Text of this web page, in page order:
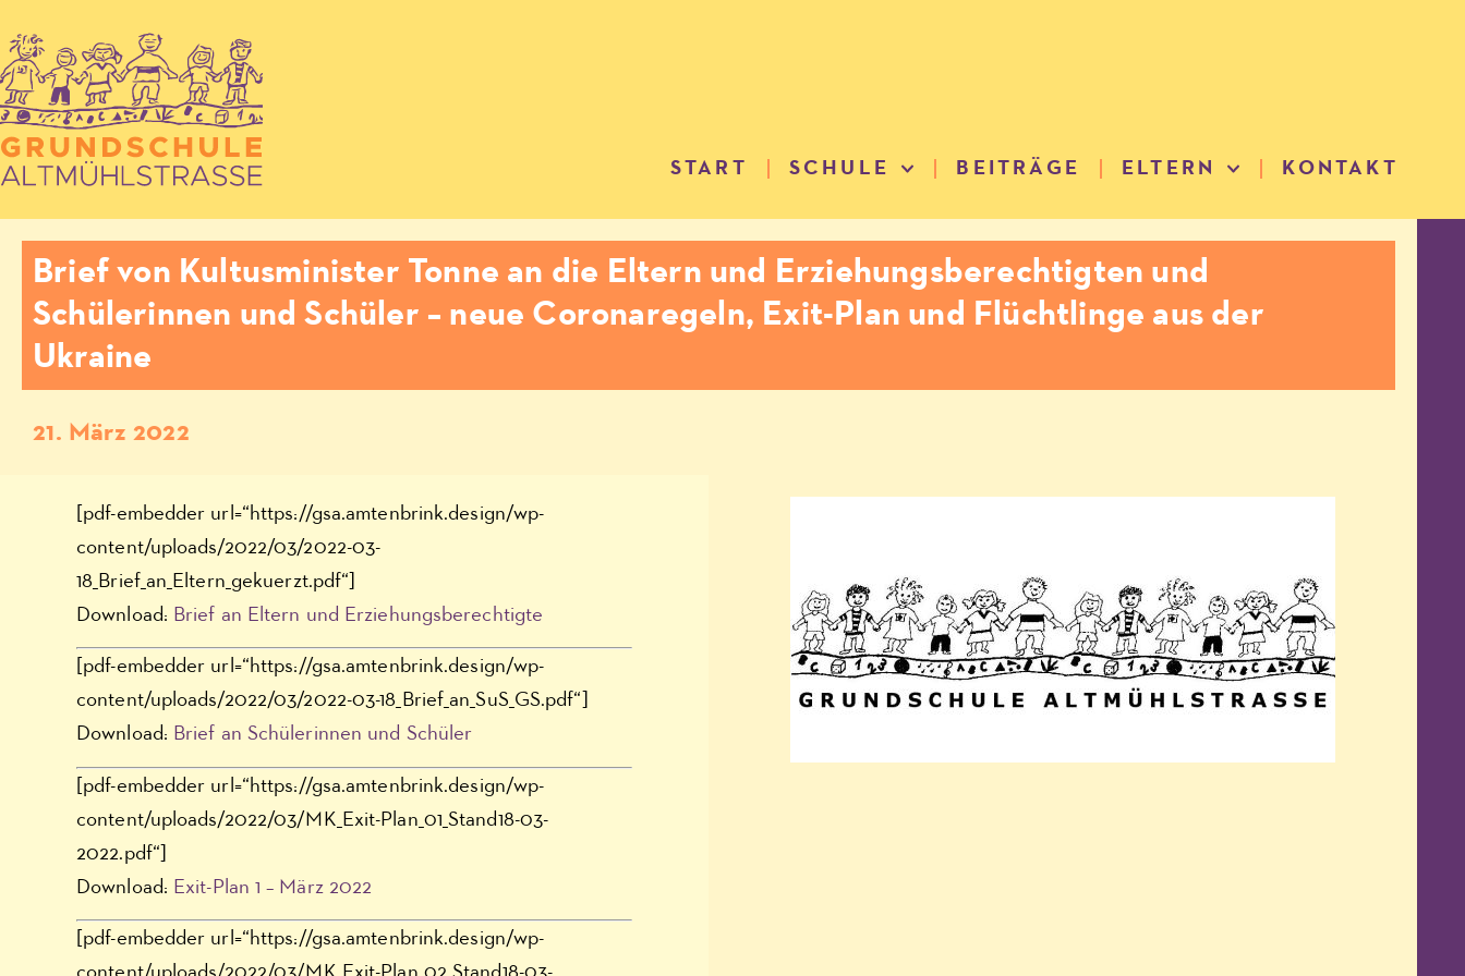
START SCHULE BEITRÄGE ELTERN KONTAKT
Brief von Kultusminister Tonne an die Eltern und Erziehungsberechtigten und
Schülerinnen und Schüler – neue Coronaregeln, Exit-Plan und Flüchtlinge aus der
Ukraine
21. März 2022
[pdf-embedder url=“https://gsa.amtenbrink.design/wp-
content/uploads/2022/03/2022-03-
18_Brief_an_Eltern_gekuerzt.pdf“]
Download: Brief an Eltern und Erziehungsberechtigte
[pdf-embedder url=“https://gsa.amtenbrink.design/wp-
content/uploads/2022/03/2022-03-18_Brief_an_SuS_GS.pdf“]
Download: Brief an Schülerinnen und Schüler
[pdf-embedder url=“https://gsa.amtenbrink.design/wp-
content/uploads/2022/03/MK_Exit-Plan_01_Stand18-03-
2022.pdf“]
Download: Exit-Plan 1 – März 2022
[pdf-embedder url=“https://gsa.amtenbrink.design/wp-